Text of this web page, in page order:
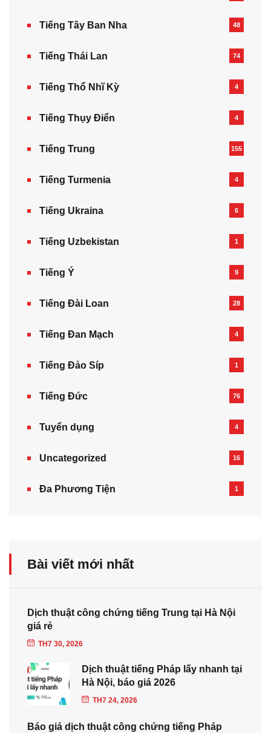
Tiếng Tây Ban Nha 48
Tiếng Thái Lan 74
Tiếng Thổ Nhĩ Kỳ 4
Tiếng Thụy Điển 4
Tiếng Trung 155
Tiếng Turmenia 4
Tiếng Ukraina 6
Tiếng Uzbekistan 1
Tiếng Ý 9
Tiếng Đài Loan 28
Tiếng Đan Mạch 4
Tiếng Đảo Síp 1
Tiếng Đức 76
Tuyển dụng 4
Uncategorized 16
Đa Phương Tiện 1
Bài viết mới nhất
Dịch thuật công chứng tiếng Trung tại Hà Nội
giá rẻ
TH7 30, 2026
Dịch thuật tiếng Pháp lấy nhanh tại
Hà Nội, báo giá 2026
TH7 24, 2026
Báo giá dịch thuật công chứng tiếng Pháp